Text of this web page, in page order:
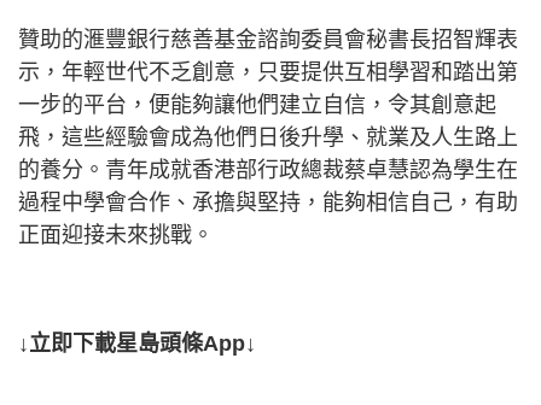
贊助的滙豐銀行慈善基金諮詢委員會秘書長招智輝表
示，年輕世代不乏創意，只要提供互相學習和踏出第
一步的平台，便能夠讓他們建立自信，令其創意起
飛，這些經驗會成為他們日後升學、就業及人生路上
的養分。青年成就香港部行政總裁蔡卓慧認為學生在
過程中學會合作、承擔與堅持，能夠相信自己，有助
正面迎接未來挑戰。
↓立即下載星島頭條App↓